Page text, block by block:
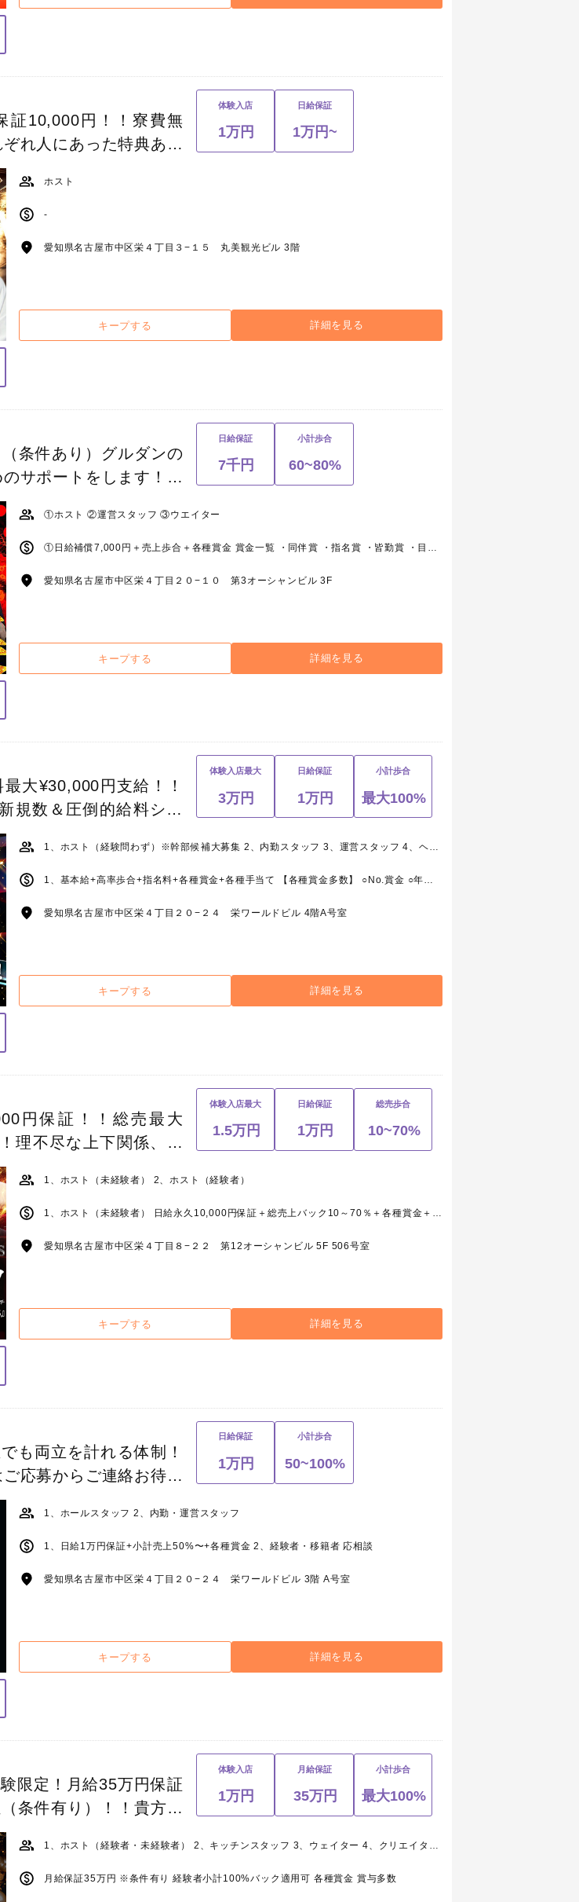
証10,000円！！寮費無
れ人にあった特典あり
体験入店
1万円
日給保証
1万円~
ホスト
-
愛知県名古屋市中区栄４丁目３−１５ 丸美観光ビル 3階
キープする 詳細を見る
条件あり）グルダンの
サポートをします！集
オリティ！
日給保証
7千円
小計歩合
60~80%
①ホスト ②運営スタッフ ③ウエイター
愛知県名古屋市中区栄４丁目２０−１０ 第3オーシャンビル 3F
キープする 詳細を見る
大¥30,000円支給！！
規数＆圧倒的給料シス
体験入店最大
3万円
日給保証
1万円
小計歩合
最大100%
1、ホスト（経験問わず）※幹部候補大募集 2、内勤スタッフ 3、運営スタッフ 4、ヘアスタイリスト 5、PCクリエイター 6、スカウト
1、基本給+高率歩合+指名料+各種賞金+各種手当て 【各種賞金多数】 ○No.賞金 ○年間売上･指名No.賞金 ○半期売上･指名No.賞金 ○ラストソング賞 ○シャンパンバック ○皆勤手当･努力賞･新人王 ○各種システムバック 2、日給制度 3、日給制度又は月給制度+能力給 4～6、応相談
愛知県名古屋市中区栄４丁目２０−２４ 栄ワールドビル 4階A号室
キープする 詳細を見る
円保証！！総売最大
理不尽な上下関係、ノ
体験入店最大
1.5万円
日給保証
1万円
総売歩合
10~70%
1、ホスト（未経験者） 2、ホスト（経験者）
1、ホスト（未経験者） 日給永久10,000円保証＋総売上バック10～70％＋各種賞金＋能力給（能力手当） 2、ホスト（経験者） 日給10,000円以上確定!!＋総売上バック10～70％＋各種賞金＋能力給（能力手当） 【体験入店】 1日体験は全額その日に支給!!時給3,000円～最大日給15,000円
愛知県名古屋市中区栄４丁目８−２２ 第12オーシャンビル 5F 506号室
キープする 詳細を見る
も両立を計れる体制！
応募からご連絡お待ち
日給保証
1万円
小計歩合
50~100%
1、ホールスタッフ 2、内勤・運営スタッフ
1、日給1万円保証+小計売上50%〜+各種賞金 2、経験者・移籍者 応相談
愛知県名古屋市中区栄４丁目２０−２４ 栄ワールドビル 3階 A号室
キープする 詳細を見る
限定！月給35万円保証
条件有り）！！貴方の
！
体験入店
1万円
月給保証
35万円
小計歩合
最大100%
1、ホスト（経験者・未経験者） 2、キッチンスタッフ 3、ウェイター 4、クリエイター 5、webデザイナー
月給保証35万円 ※条件有り 経験者小計100%バック適用可 各種賞金 賞与多数